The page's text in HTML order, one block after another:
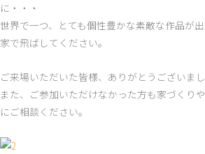
に・・・
世界で一つ、とても個性豊かな素敵な作品が
家で飛ばしてください。
ご来場いただいた皆様、ありがとうございまし
また、ご参加いただけなかった方も家づくり
にご相談ください。